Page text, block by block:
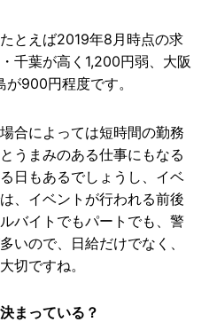
とえば2019年8月時点の求
千葉が高く1,200円弱、大阪
900円程度です。
合によっては短時間の勤務
うまみのある仕事にもなる
日もあるでしょうし、イベ
、イベントが行われる前後
バイトでもパートでも、警
いので、日給だけでなく、
切ですね。
まっている？